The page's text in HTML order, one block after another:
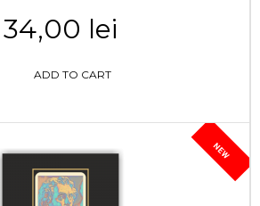
34,00 lei
ADD TO CART
NEW